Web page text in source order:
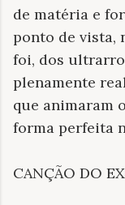
de matéria e
ponto de vista,
foi, dos
plenamente
que animaram
forma perfeita
CANÇÃO DO